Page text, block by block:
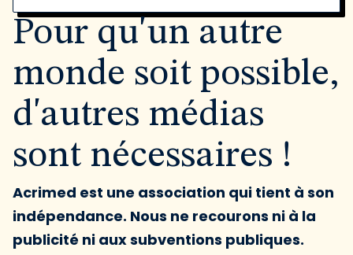
Pour qu'un autre
monde soit possible,
d'autres médias
sont nécessaires !
Acrimed est une association qui tient à son
indépendance. Nous ne recourons ni à la
publicité ni aux subventions publiques.